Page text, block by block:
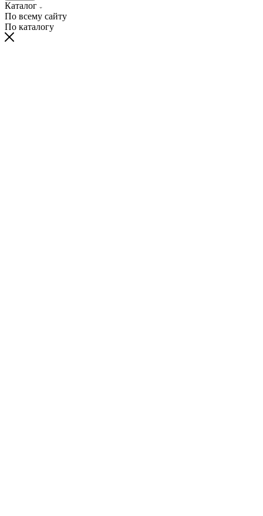
Каталог
По всему сайту
По каталогу